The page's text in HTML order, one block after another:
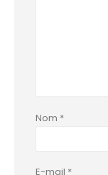
Nom *
E-mail *